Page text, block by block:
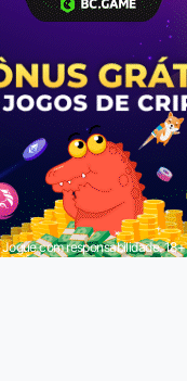
Jogue com responsabilidade. 18+